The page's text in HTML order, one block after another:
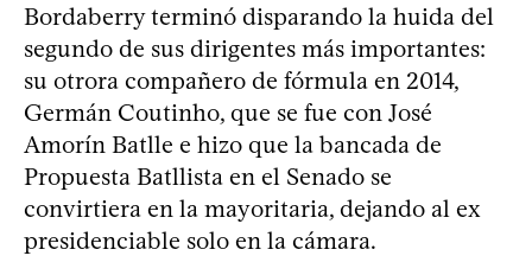
Bordaberry terminó disparando la huida del
segundo de sus dirigentes más importantes:
su otrora compañero de fórmula en 2014,
Germán Coutinho, que se fue con José
Amorín Batlle e hizo que la bancada de
Propuesta Batllista en el Senado se
convirtiera en la mayoritaria, dejando al ex
presidenciable solo en la cámara.